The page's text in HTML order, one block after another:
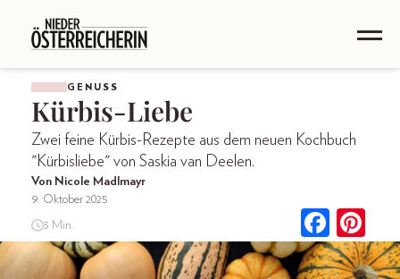
GENUSS
Kürbis-Liebe
Zwei feine Kürbis-Rezepte aus dem neuen Kochbuch
"Kürbisliebe" von Saskia van Deelen.
Von Nicole Madlmayr
9. Oktober 2025
3 Min.